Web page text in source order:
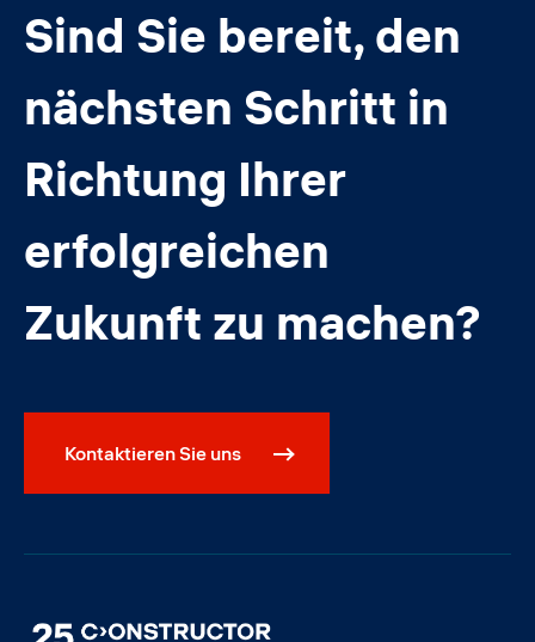
Sind Sie bereit, den
nächsten Schritt in
Richtung Ihrer
erfolgreichen
Zukunft zu machen?
Kontaktieren Sie uns
Image